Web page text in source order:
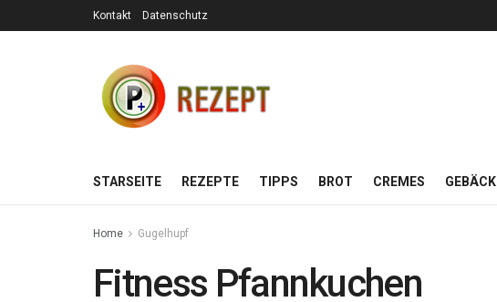
Kontakt Datenschutz
STARSEITE REZEPTE TIPPS BROT CREMES GEBÄCK
Home Gugelhupf
Fitness Pfannkuchen